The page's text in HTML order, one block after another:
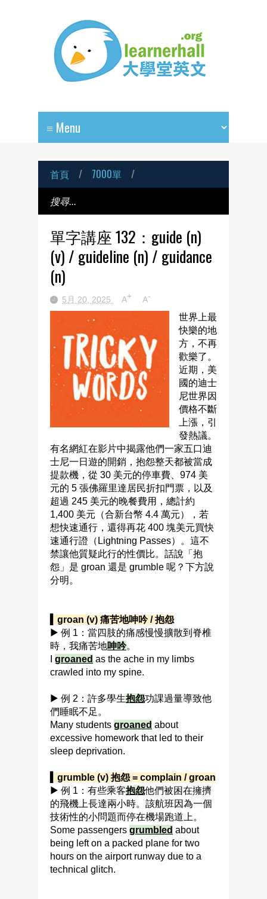
首頁 / 7000單 /
單字講座 132：guide (n)
(v) / guideline (n) / guidance
(n)
5月 20, 2025 A+ A-
世界上最
快樂的地
方，不再
歡樂了。
近期，美
國的迪士
尼世界因
價格不斷
上漲，引
發熱議。
有名網紅在影片中揭露他們一家五口迪
士尼一日遊的開銷，抱怨整天都被當成
提款機，從 30 美元的停車費、974 美
元的 5 張佛羅里達居民折扣門票，以及
超過 245 美元的晚餐費用，總計約
1,400 美元（合新台幣 4.4 萬元），若
想快速通行，還得再花 400 塊美元買快
速通行證（Lightning Passes）。這不
禁讓他質疑此行的性價比。話說「抱
怨」是 groan 還是 grumble 呢？下方說
分明。
▍groan (v) 痛苦地呻吟 / 抱怨
▶ 例 1：當四肢的痛感慢慢擴散到脊椎
時，我痛苦地呻吟。
groaned as the ache in my limbs
crawled into my spine.
▶ 例 2：許多學生抱怨功課過量導致他
們睡眠不足。
Many students groaned about
excessive homework that led to their
sleep deprivation.
▍grumble (v) 抱怨 = complain / groan
▶ 例 1：有些乘客抱怨他們被困在擁擠
的飛機上長達兩小時。該航班因為一個
技術性的小問題而停在機場跑道上。
Some passengers grumbled about
being left on a packed plane for two
hours on the airport runway due to a
technical glitch.